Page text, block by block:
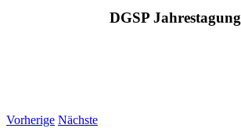
DGSP Jahrestagung
Vorherige Nächste